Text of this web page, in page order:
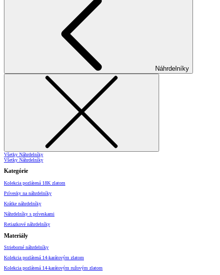
Náhrdelníky
Všetky Náhrdelníky
Všetky Náhrdelníky
Kategórie
Kolekcia pozlátená 18K zlatom
Prívesky na náhrdelníky
Krátke náhrdelníky
Náhrdelníky s príveskami
Retiazkové náhrdelníky
Materiály
Strieborné náhrdelníky
Kolekcia pozlátená 14-karátovým zlatom
Kolekcia pozlátená 14-karátovým ružovým zlatom